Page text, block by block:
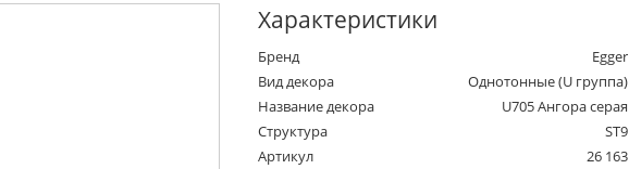
Характеристики
Бренд
Egger
Вид декора
Однотонные (U группа)
Название декора
U705 Ангора серая
Структура
ST9
Артикул
26 163